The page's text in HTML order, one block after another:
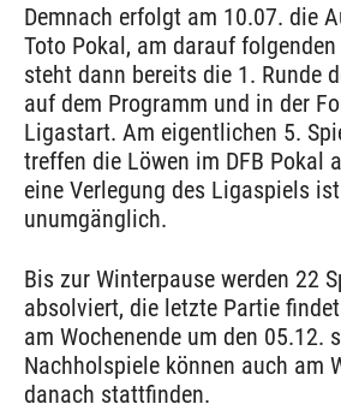
Demnach erfolgt am 10.07. die
Toto Pokal, am darauf folgenden
steht dann bereits die 1. Runde
auf dem Programm und in der
Ligastart. Am eigentlichen 5.
treffen die Löwen im DFB Pokal
eine Verlegung des Ligaspiels
unumgänglich.
Bis zur Winterpause werden 22
absolviert, die letzte Partie
am Wochenende um den 05.12.
Nachholspiele können auch am
danach stattfinden.